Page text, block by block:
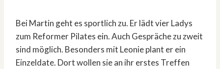
Bei Martin geht es sportlich zu. Er lädt vier Ladys
zum Reformer Pilates ein. Auch Gespräche zu zweit
sind möglich. Besonders mit Leonie plant er ein
Einzeldate. Dort wollen sie an ihr erstes Treffen